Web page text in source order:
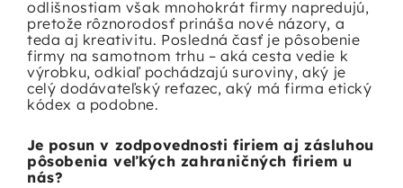
odlišnostiam však mnohokrát firmy napredujú,
pretože rôznorodosť prináša nové názory, a
teda aj kreativitu. Posledná časť je pôsobenie
firmy na samotnom trhu – aká cesta vedie k
výrobku, odkiaľ pochádzajú suroviny, aký je
celý dodávateľský reťazec, aký má firma etický
kódex a podobne.
Je posun v zodpovednosti firiem aj zásluhou
pôsobenia veľkých zahraničných firiem u
nás?